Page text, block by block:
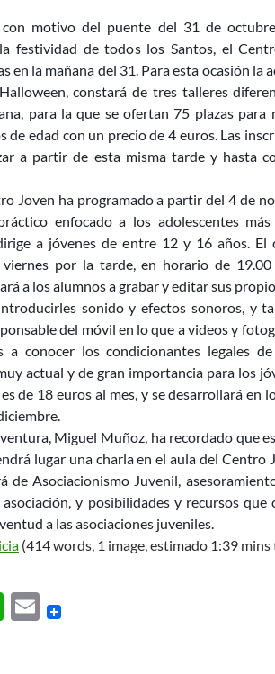
motivo del puente del 31 de
festividad de todos los Santos, el
en la mañana del 31. Para esta ocasión la
constará de tres talleres
para la que se ofertan 75 plazas para
de edad con un precio de 4 euros. Las
a partir de esta misma tarde y hasta
Joven ha programado a partir del 4 de
enfocado a los adolescentes más
a jóvenes de entre 12 y 16 años. El
viernes por la tarde, en horario de
a los alumnos a grabar y editar sus
sonido y efectos sonoros, y
del móvil en lo que a videos y
a conocer los condicionantes legales
actual y de gran importancia para los
de 18 euros al mes, y se desarrollará en
Miguel Muñoz, ha recordado que
lugar una charla en el aula del Centro
de Asociacionismo Juvenil,
y posibilidades y recursos que
a las asociaciones juveniles.
(414 words, 1 image, estimado 1:39
W E